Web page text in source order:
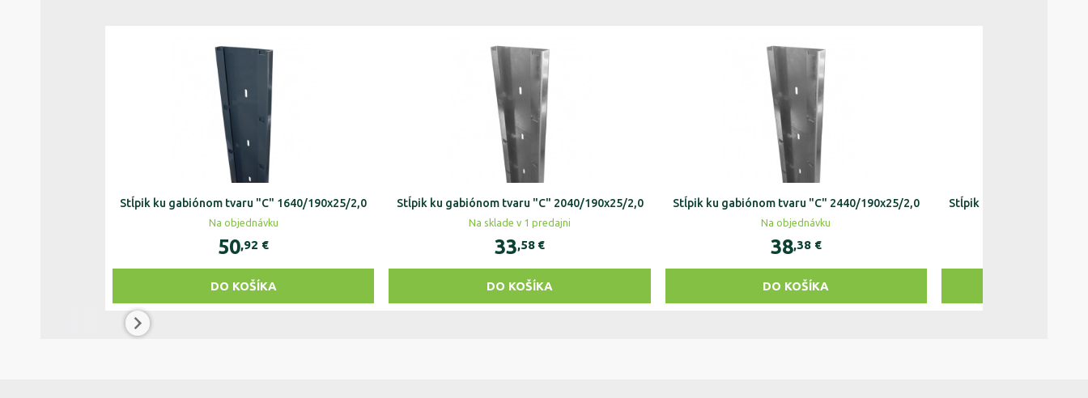
Stĺpik ku gabiónom tvaru "C" 1640/190x25/2,0
Na objednávku
50,92 €
DO KOŠÍKA
Stĺpik ku gabiónom tvaru "C" 2040/190x25/2,0
Na sklade v 1 predajni
33,58 €
DO KOŠÍKA
Stĺpik ku gabiónom tvaru "C" 2440/190x25/2,0
Na objednávku
38,38 €
DO KOŠÍKA
Stĺpik ku gabiónom tvaru